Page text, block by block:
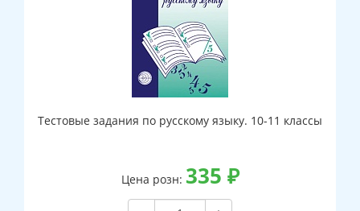
Тестовые задания по русскому языку. 10-11 классы
Цена розн: 335 ₽